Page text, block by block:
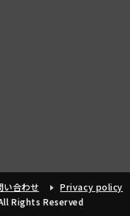
い合わせ Privacy policy
Rights Reserved